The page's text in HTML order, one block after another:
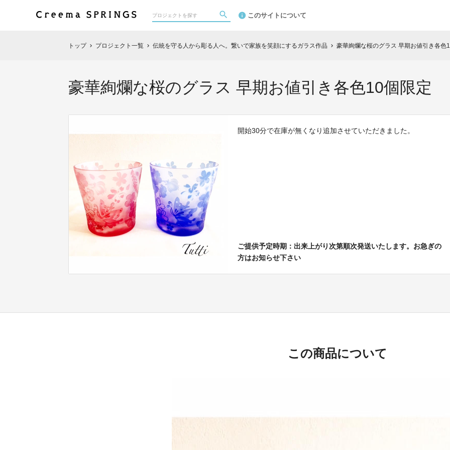
このサイトについて
トップ chevron_right プロジェクト一覧 chevron_right 伝統を守る人から彫る人へ。繋いで家族を笑顔にするガラス作品 chevron_right 豪華絢爛な桜のグラス 早期お値引き各色
豪華絢爛な桜のグラス 早期お値引き各色10個限定
開始30分で在庫が無くなり追加させていただきました。
ご提供予定時期：出来上がり次第順次発送いたします。お急ぎの
方はお知らせ下さい
この商品について